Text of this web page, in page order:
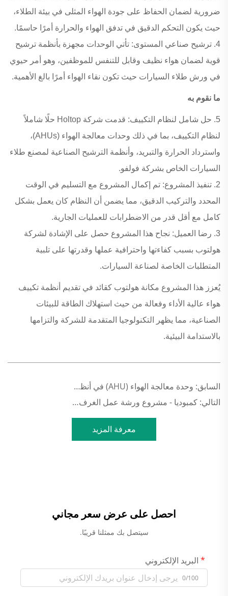
ضرورية لضمان الحفاظ على جودة الهواء المثلى في بيئة الطلاء،
حيث يكون التحكم الدقيق في تدفق الهواء والحرارة أمرًا حاسمًا.
4. ترشيح صناعي المستوى: تأتي الوحدات مجهزة بأنظمة ترشيح
قوية لضمان هواء نظيف وقابل للتنفس للموظفين، وهو أمر حيوي
في ورش طلاء السيارات حيث تكون نقاء الهواء أمرًا بالغ الأهمية.
ما نقوم به
5. حل شامل لنظام التكييف: قدمت شركة Holtop حلًا شاملاً
لنظام التكييف، بما في ذلك وحدات معالجة الهواء (AHUs)،
واسترداد الحرارة والتبريد، وأنظمة الترشيح الصناعية لمصنع طلاء
السيارات الخاص بشركة فولفو.
2. تنفيذ المشروع: تم إكمال المشروع مع التسليم في الوقت
المحدد والتركيب الدقيق، مما يضمن أن النظام كان يعمل بشكل
كامل مع أقل قدر من الاضطرابات للعمليات الجارية.
3. رضا العميل: نجاح هذا المشروع حصل على الإشادة لشركة
هولتوب بسبب كفاءتها واحترافية عملها وقدرتها على تلبية
المتطلبات الخاصة لصناعة السيارات.
يُعزز هذا المشروع مكانة هولتوب كقائد في تقديم أنظمة تكييف
هواء عالية الأداء وفعالة من حيث استهلاك الطاقة للبيئات
الصناعية، مما يظهر التكنولوجيا المتقدمة للشركة والتزامها
بالاستدامة البيئية.
السابق: وحدة معالجة الهواء (AHU) في أنظمة التكييف التجاري والصناعي
التالي: كمبوديا - مشروع ورشة عمل الغرف النظيفة للأدوية
معرفة المزيد
احصل على عرض سعر مجاني
سيتصل بك ممثلنا قريبًا.
البريد الإلكتروني
0/100